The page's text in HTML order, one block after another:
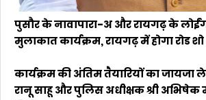
पुसौर के नावापारा-अ और रायगढ़ के
मुलाकात कार्यक्रम, रायगढ़ में होगा रोड शो
कार्यक्रम की अंतिम तैयारियों का जायजा
रानू साहू और पुलिस अधीक्षक श्री अभिषेक